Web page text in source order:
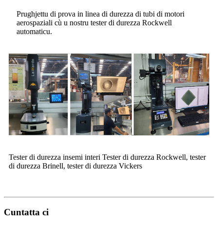
Prughjettu di prova in linea di durezza di tubi di motori
aerospaziali cù u nostru tester di durezza Rockwell
automaticu.
Tester di durezza insemi interi Tester di durezza Rockwell, tester
di durezza Brinell, tester di durezza Vickers
Cuntatta ci